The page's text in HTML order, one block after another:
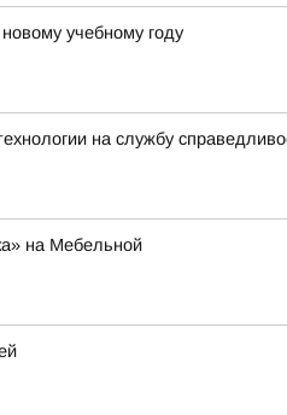
учебному году
на службу
на Мебельной